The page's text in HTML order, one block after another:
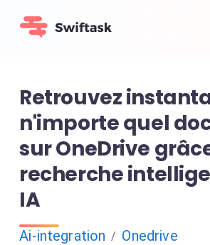
Retrouvez
n'importe quel
sur OneDrive
recherche
IA
Ai-integration / Onedrive